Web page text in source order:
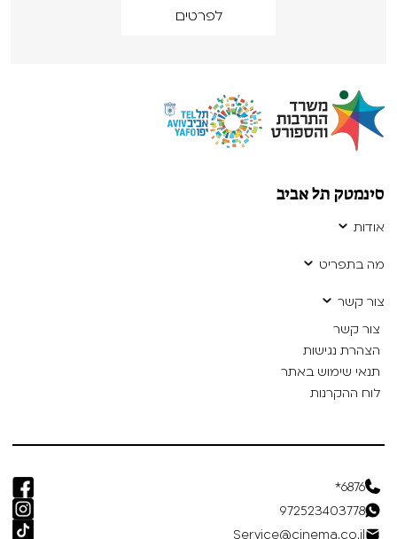
לפרטים
סינמטק תל אביב
אודות
מה בתפריט
צור קשר
צור קשר
הצהרת נגישות
תנאי שימוש באתר
לוח ההקרנות
6876*
972523403778
Service@cinema.co.il